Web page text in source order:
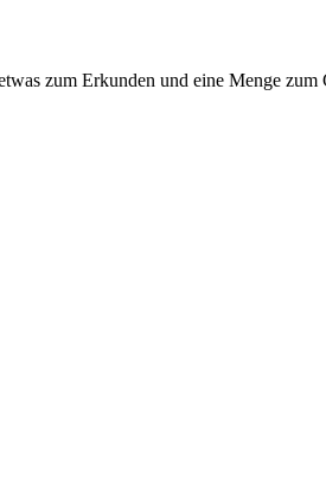
zum Erkunden und eine Menge zum